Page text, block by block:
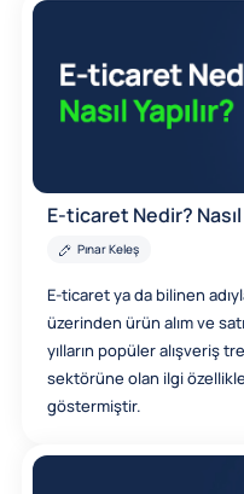
E-ticaret Nedir? Nasıl
Pınar Keleş
E-ticaret ya da bilinen
üzerinden ürün alım ve
yılların popüler alışveriş
sektörüne olan ilgi
göstermiştir.